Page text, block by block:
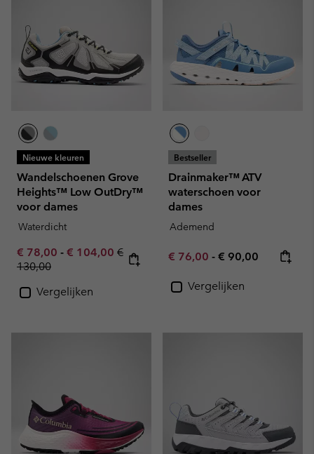
Nieuwe kleuren
Wandelschoenen Grove
Heights™ Low OutDry™
voor dames
Waterdicht
Minimum sale price:
€ 78,00 - Maximum sale price:
€ 104,00 Regular price:
€
130,00
Vergelijken
Bestseller
Drainmaker™ ATV
waterschoen voor
dames
Ademend
Minimum sale price:
€ 76,00 - Maximum price:
€ 90,00
Vergelijken